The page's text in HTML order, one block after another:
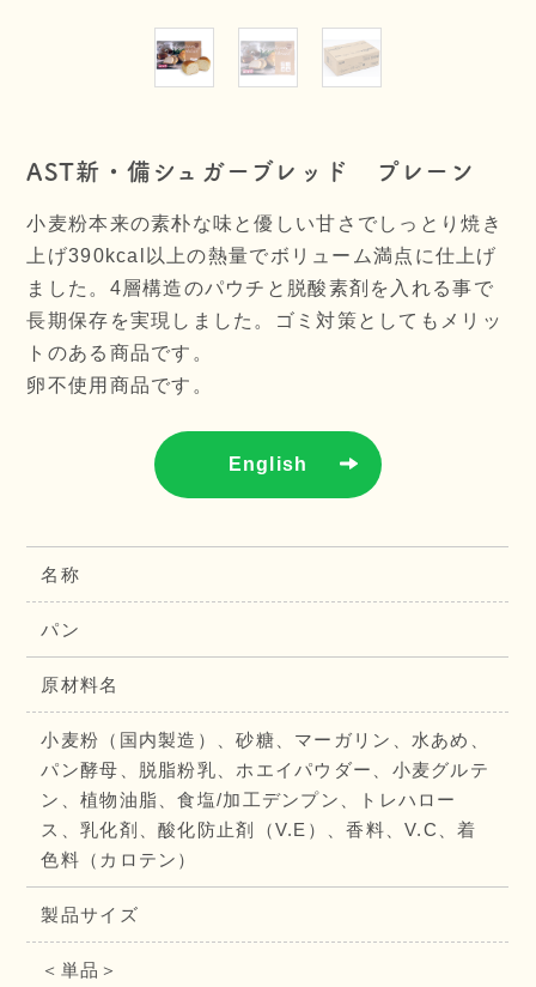
AST新・備シュガーブレッド プレーン
小麦粉本来の素朴な味と優しい甘さでしっとり焼き
上げ390kcal以上の熱量でボリューム満点に仕上げ
ました。4層構造のパウチと脱酸素剤を入れる事で
長期保存を実現しました。ゴミ対策としてもメリッ
トのある商品です。
卵不使用商品です。
English
名称
パン
原材料名
小麦粉（国内製造）、砂糖、マーガリン、水あめ、
パン酵母、脱脂粉乳、ホエイパウダー、小麦グルテ
ン、植物油脂、食塩/加工デンプン、トレハロー
ス、乳化剤、酸化防止剤（V.E）、香料、V.C、着
色料（カロテン）
製品サイズ
＜単品＞